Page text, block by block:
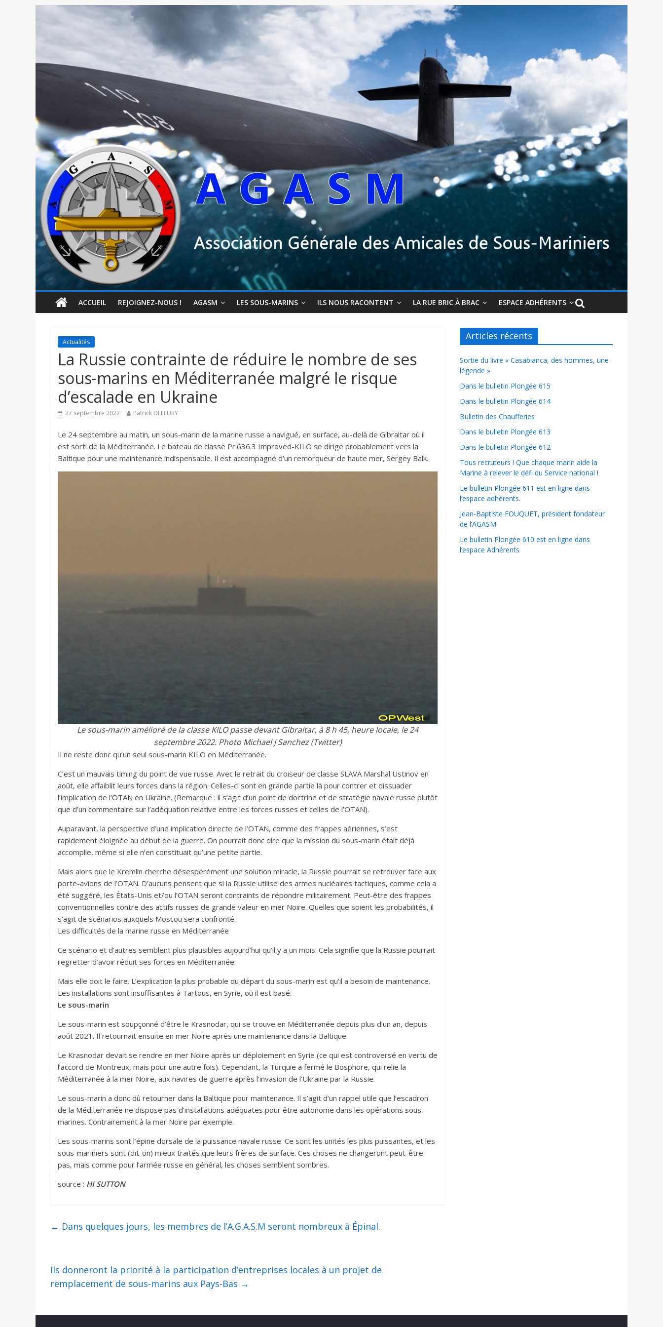
ACCUEIL REJOIGNEZ-NOUS ! AGASM LES SOUS-MARINS ILS NOUS RACONTENT LA RUE BRIC À BRAC ESPACE ADHÉRENTS
Actualités
La Russie contrainte de réduire le nombre de ses
sous-marins en Méditerranée malgré le risque
d’escalade en Ukraine
27 septembre 2022 Patrick DELEURY
Le 24 septembre au matin, un sous-marin de la marine russe a navigué, en surface, au-delà de Gibraltar où il
est sorti de la Méditerranée. Le bateau de classe Pr.636.3 Improved-KILO se dirige probablement vers la
Baltique pour une maintenance indispensable. Il est accompagné d’un remorqueur de haute mer, Sergey Balk.
Le sous-marin amélioré de la classe KILO passe devant Gibraltar, à 8 h 45, heure locale, le 24
septembre 2022. Photo Michael J Sanchez (Twitter)
Il ne reste donc qu’un seul sous-marin KILO en Méditerranée.
C’est un mauvais timing du point de vue russe. Avec le retrait du croiseur de classe SLAVA Marshal Ustinov en
août, elle affaiblit leurs forces dans la région. Celles-ci sont en grande partie là pour contrer et dissuader
l’implication de l’OTAN en Ukraine. (Remarque : il s’agit d’un point de doctrine et de stratégie navale russe plutôt
que d’un commentaire sur l’adéquation relative entre les forces russes et celles de l’OTAN).
Auparavant, la perspective d’une implication directe de l’OTAN, comme des frappes aériennes, s’est
rapidement éloignée au début de la guerre. On pourrait donc dire que la mission du sous-marin était déjà
accomplie, même si elle n’en constituait qu’une petite partie.
Mais alors que le Kremlin cherche désespérément une solution miracle, la Russie pourrait se retrouver face aux
porte-avions de l’OTAN. D’aucuns pensent que si la Russie utilise des armes nucléaires tactiques, comme cela a
été suggéré, les États-Unis et/ou l’OTAN seront contraints de répondre militairement. Peut-être des frappes
conventionnelles contre des actifs russes de grande valeur en mer Noire. Quelles que soient les probabilités, il
s’agit de scénarios auxquels Moscou sera confronté.
Les difficultés de la marine russe en Méditerranée
Ce scénario et d’autres semblent plus plausibles aujourd’hui qu’il y a un mois. Cela signifie que la Russie pourrait
regretter d’avoir réduit ses forces en Méditerranée.
Mais elle doit le faire. L’explication la plus probable du départ du sous-marin est qu’il a besoin de maintenance.
Les installations sont insuffisantes à Tartous, en Syrie, où il est basé.
Le sous-marin
Le sous-marin est soupçonné d’être le Krasnodar, qui se trouve en Méditerranée depuis plus d’un an, depuis
août 2021. Il retournait ensuite en mer Noire après une maintenance dans la Baltique.
Le Krasnodar devait se rendre en mer Noire après un déploiement en Syrie (ce qui est controversé en vertu de
l’accord de Montreux, mais pour une autre fois). Cependant, la Turquie a fermé le Bosphore, qui relie la
Méditerranée à la mer Noire, aux navires de guerre après l’invasion de l’Ukraine par la Russie.
Le sous-marin a donc dû retourner dans la Baltique pour maintenance. Il s’agit d’un rappel utile que l’escadron
de la Méditerranée ne dispose pas d’installations adéquates pour être autonome dans les opérations sous-
marines. Contrairement à la mer Noire par exemple.
Les sous-marins sont l’épine dorsale de la puissance navale russe. Ce sont les unités les plus puissantes, et les
sous-mariniers sont (dit-on) mieux traités que leurs frères de surface. Ces choses ne changeront peut-être
pas, mais comme pour l’armée russe en général, les choses semblent sombres.
source : HI SUTTON
← Dans quelques jours, les membres de l’A.G.A.S.M seront nombreux à Épinal.
Ils donneront la priorité à la participation d’entreprises locales à un projet de
remplacement de sous-marins aux Pays-Bas →
Articles récents
Sortie du livre « Casabianca, des hommes, une
légende »
Dans le bulletin Plongée 615
Dans le bulletin Plongée 614
Bulletin des Chaufferies
Dans le bulletin Plongée 613
Dans le bulletin Plongée 612
Tous recruteurs ! Que chaque marin aide la
Marine à relever le défi du Service national !
Le bulletin Plongée 611 est en ligne dans
l’espace adhérents.
Jean-Baptiste FOUQUET, président fondateur
de l’AGASM
Le bulletin Plongée 610 est en ligne dans
l’espace Adhérents